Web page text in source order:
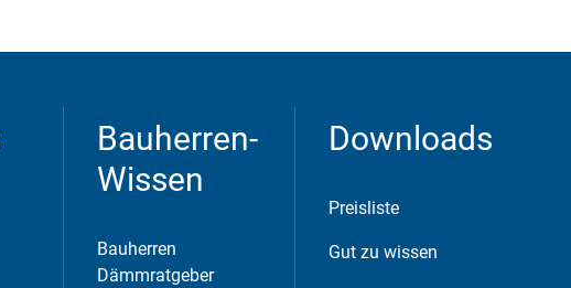
Bauherren-
Wissen
Bauherren
Dämmratgeber
Downloads
Preisliste
Gut zu wissen